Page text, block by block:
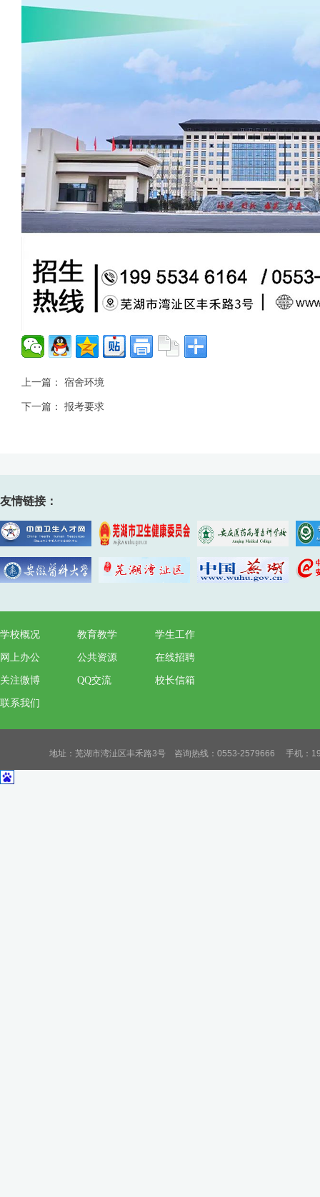
上一篇： 宿舍环境
下一篇： 报考要求
友情链接：
学校概况 教育教学 学生工作
网上办公 公共资源 在线招聘
关注微博 QQ交流 校长信箱
联系我们
地址：芜湖市湾沚区丰禾路3号 咨询热线：0553-2579666 手机：